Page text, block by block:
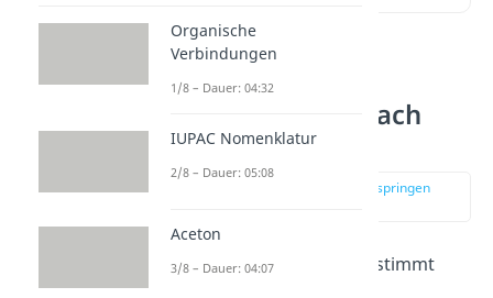
Nucleophile
Substitution einfach
erklärt
zur Stelle im Video springen
Zuerst einmal willst du bestimmt
Organische
Verbindungen
1/8 – Dauer: 04:32
IUPAC Nomenklatur
2/8 – Dauer: 05:08
Aceton
3/8 – Dauer: 04:07